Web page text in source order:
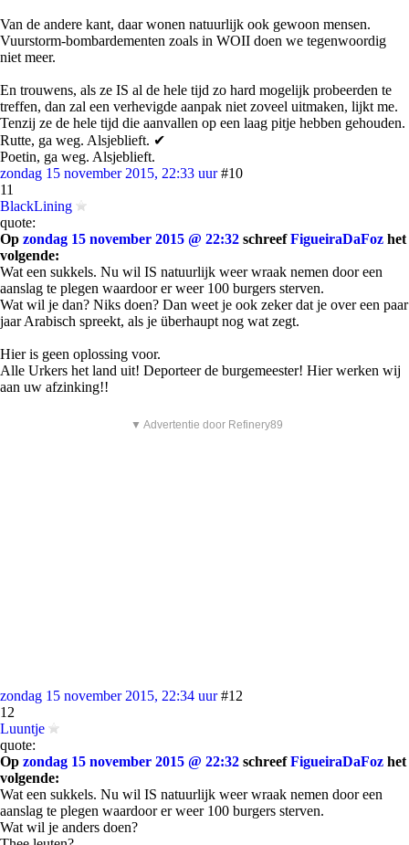
Van de andere kant, daar wonen natuurlijk ook gewoon mensen.
Vuurstorm-bombardementen zoals in WOII doen we tegenwoordig
niet meer.
En trouwens, als ze IS al de hele tijd zo hard mogelijk probeerden te
treffen, dan zal een verhevigde aanpak niet zoveel uitmaken, lijkt me.
Tenzij ze de hele tijd die aanvallen op een laag pitje hebben gehouden.
Rutte, ga weg. Alsjeblieft. ✔
Poetin, ga weg. Alsjeblieft.
zondag 15 november 2015, 22:33 uur #10
11
BlackLining
quote:
Op zondag 15 november 2015 @ 22:32 schreefFigueiraDaFoz het
volgende:
Wat een sukkels. Nu wil IS natuurlijk weer wraak nemen door een
aanslag te plegen waardoor er weer 100 burgers sterven.
Wat wil je dan? Niks doen? Dan weet je ook zeker dat je over een paar
jaar Arabisch spreekt, als je überhaupt nog wat zegt.
Hier is geen oplossing voor.
Alle Urkers het land uit! Deporteer de burgemeester! Hier werken wij
aan uw afzinking!!
▼ Advertentie door Refinery89
zondag 15 november 2015, 22:34 uur #12
12
Luuntje
quote:
Op zondag 15 november 2015 @ 22:32 schreefFigueiraDaFoz het
volgende:
Wat een sukkels. Nu wil IS natuurlijk weer wraak nemen door een
aanslag te plegen waardoor er weer 100 burgers sterven.
Wat wil je anders doen?